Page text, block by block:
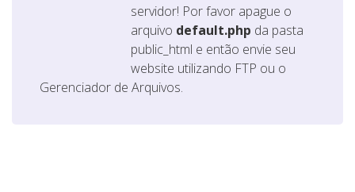
servidor! Por favor apague o
arquivo default.php da pasta
public_html e então envie seu
website utilizando FTP ou o
Gerenciador de Arquivos.